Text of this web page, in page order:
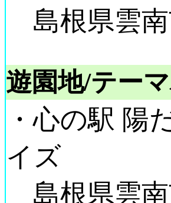
島根県雲南
遊園地/テー
・心の駅 陽
イズ
島根県雲南